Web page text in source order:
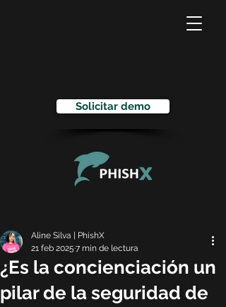
Solicitar demo
¿Es la concienciación un
pilar de la seguridad de
Aline Silva | PhishX
21 feb 2025 7 min de lectura